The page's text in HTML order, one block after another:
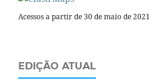
Acessos a partir de 30 de maio de 2021
EDIÇÃO ATUAL